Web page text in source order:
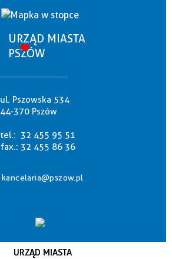
URZĄD MIASTA
PSZÓW
ul. Pszowska 534
44-370 Pszów
tel.: 32 455 95 51
fax.: 32 455 86 36
kancelaria@pszow.pl
URZĄD MIASTA